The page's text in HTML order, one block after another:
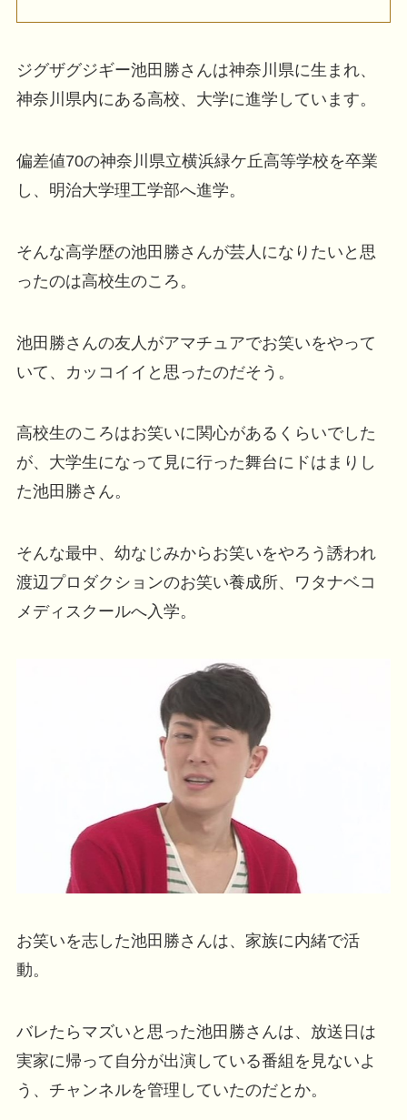
ジグザグジギー池田勝さんは神奈川県に生まれ、
神奈川県内にある高校、大学に進学しています。
偏差値70の神奈川県立横浜緑ケ丘高等学校を卒業
し、明治大学理工学部へ進学。
そんな高学歴の池田勝さんが芸人になりたいと思
ったのは高校生のころ。
池田勝さんの友人がアマチュアでお笑いをやって
いて、カッコイイと思ったのだそう。
高校生のころはお笑いに関心があるくらいでした
が、大学生になって見に行った舞台にドはまりし
た池田勝さん。
そんな最中、幼なじみからお笑いをやろう誘われ
渡辺プロダクションのお笑い養成所、ワタナベコ
メディスクールへ入学。
お笑いを志した池田勝さんは、家族に内緒で活
動。
バレたらマズいと思った池田勝さんは、放送日は
実家に帰って自分が出演している番組を見ないよ
う、チャンネルを管理していたのだとか。